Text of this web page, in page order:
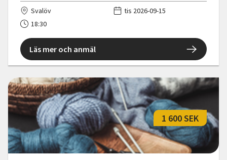
Svalöv
tis 2026-09-15
18:30
Läs mer och anmäl
1 600 SEK